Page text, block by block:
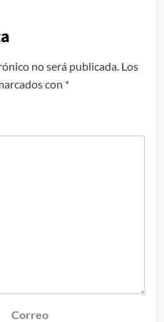
no será publicada. Los
con *
Correo